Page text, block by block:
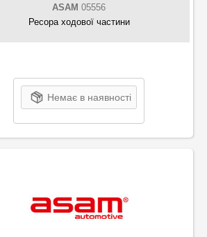
ASAM 05556
Ресора ходової частини
Немає в наявності